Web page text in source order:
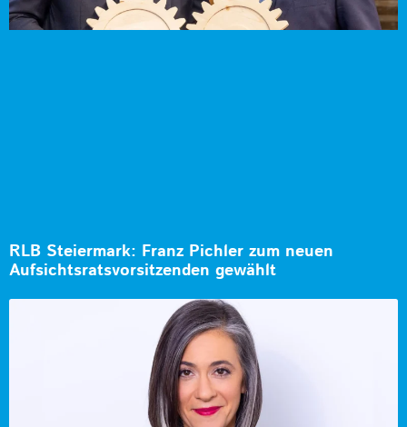
RLB Steiermark: Franz Pichler zum neuen
Aufsichtsratsvorsitzenden gewählt